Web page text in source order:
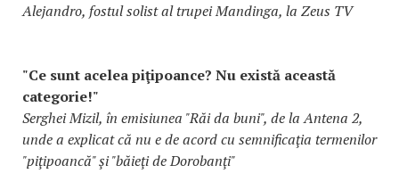
Alejandro, fostul solist al trupei Mandinga, la Zeus TV
"Ce sunt acelea piţipoance? Nu există această
categorie!"
Serghei Mizil, în emisiunea "Răi da buni", de la Antena 2,
unde a explicat că nu e de acord cu semnificaţia termenilor
"piţipoancă" şi "băieţi de Dorobanţi"